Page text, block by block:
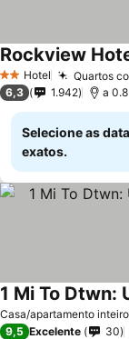
2 Estrelas
Hotel Quartos
Rockview
6,3 1.942 a
Selecione as
exatos.
Casa/apartamento inteiro
Ver preços
9,5 Excelente 30